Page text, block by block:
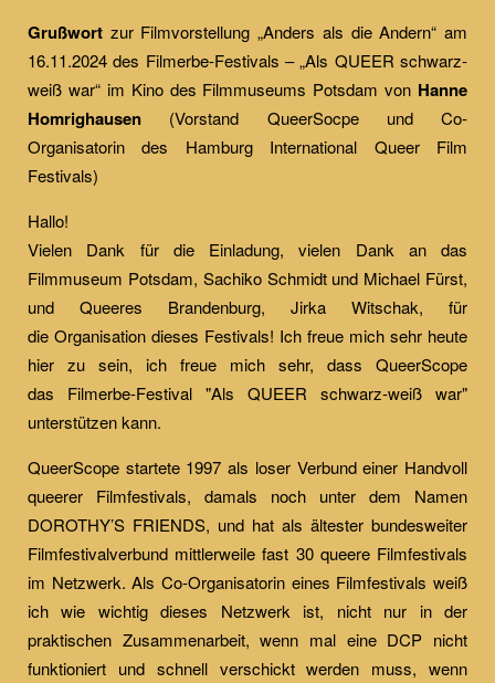
Grußwort zur Filmvorstellung „Anders als die Andern“ am
16.11.2024 des Filmerbe-Festivals – „Als QUEER schwarz-
weiß war“ im Kino des Filmmuseums Potsdam von Hanne
Homrighausen (Vorstand QueerSocpe und Co-
Organisatorin des Hamburg International Queer Film
Festivals)
Hallo!
Vielen Dank für die Einladung, vielen Dank an das
Filmmuseum Potsdam, Sachiko Schmidt und Michael Fürst,
und Queeres Brandenburg, Jirka Witschak, für
die Organisation dieses Festivals! Ich freue mich sehr heute
hier zu sein, ich freue mich sehr, dass QueerScope
das Filmerbe-Festival "Als QUEER schwarz-weiß war"
unterstützen kann.
QueerScope startete 1997 als loser Verbund einer Handvoll
queerer Filmfestivals, damals noch unter dem Namen
DOROTHY’S FRIENDS, und hat als ältester bundesweiter
Filmfestivalverbund mittlerweile fast 30 queere Filmfestivals
im Netzwerk. Als Co-Organisatorin eines Filmfestivals weiß
ich wie wichtig dieses Netzwerk ist, nicht nur in der
praktischen Zusammenarbeit, wenn mal eine DCP nicht
funktioniert und schnell verschickt werden muss, wenn